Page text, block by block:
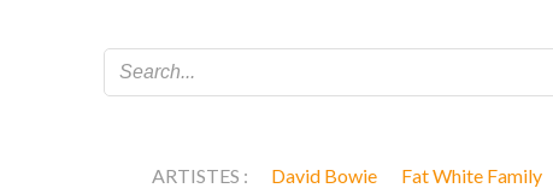
ARTISTES : David Bowie Fat White Family